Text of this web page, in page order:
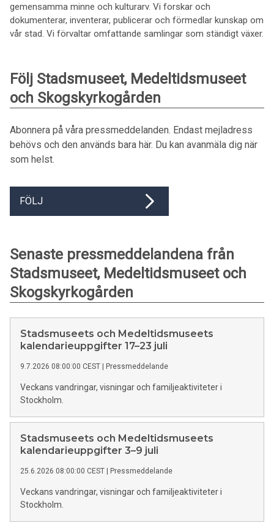
gemensamma minne och kulturarv. Vi forskar och
dokumenterar, inventerar, publicerar och förmedlar kunskap om
vår stad. Vi förvaltar omfattande samlingar som ständigt växer.
Följ Stadsmuseet, Medeltidsmuseet
och Skogskyrkogården
Abonnera på våra pressmeddelanden. Endast mejladress
behövs och den används bara här. Du kan avanmäla dig när
som helst.
FÖLJ
Senaste pressmeddelandena från
Stadsmuseet, Medeltidsmuseet och
Skogskyrkogården
Stadsmuseets och Medeltidsmuseets
kalendarieuppgifter 17–23 juli
9.7.2026 08:00:00 CEST Pressmeddelande
Veckans vandringar, visningar och familjeaktiviteter i
Stockholm.
Stadsmuseets och Medeltidsmuseets
kalendarieuppgifter 3–9 juli
25.6.2026 08:00:00 CEST Pressmeddelande
Veckans vandringar, visningar och familjeaktiviteter i
Stockholm.